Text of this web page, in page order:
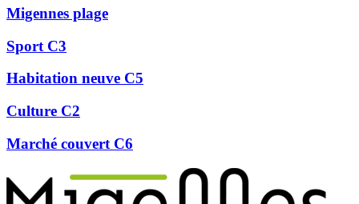
Migennes plage
Sport C3
Habitation neuve C5
Culture C2
Marché couvert C6
Précédent
Suivant